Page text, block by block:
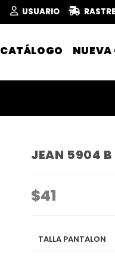
USUARIO
CATÁLOGO NUEVA
JEAN 5904 B
$41
TALLA PANTALON